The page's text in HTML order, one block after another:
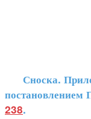
Сноска.
постановлением
238.